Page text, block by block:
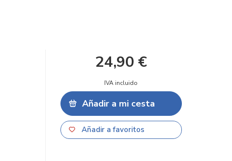
24,90 €
IVA incluido
Añadir a mi cesta
Añadir a favoritos